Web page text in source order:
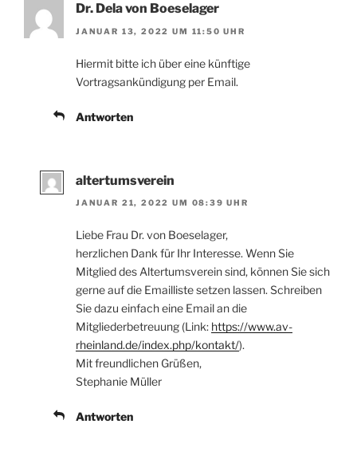
Dr. Dela von Boeselager
JANUAR 13, 2022 UM 11:50 UHR
Hiermit bitte ich über eine künftige
Vortragsankündigung per Email.
Antworten
altertumsverein
JANUAR 21, 2022 UM 08:39 UHR
Liebe Frau Dr. von Boeselager,
herzlichen Dank für Ihr Interesse. Wenn Sie
Mitglied des Altertumsverein sind, können Sie sich
gerne auf die Emailliste setzen lassen. Schreiben
Sie dazu einfach eine Email an die
Mitgliederbetreuung (Link: https://www.av-
rheinland.de/index.php/kontakt/).
Mit freundlichen Grüßen,
Stephanie Müller
Antworten